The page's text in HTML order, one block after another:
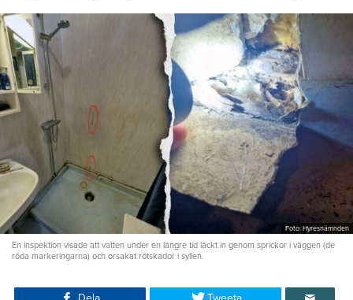
Foto: Hyresnämnden
En inspektion visade att vatten under en längre tid läckt in genom sprickor i väggen (de
röda markeringarna) och orsakat rötskador i syllen.